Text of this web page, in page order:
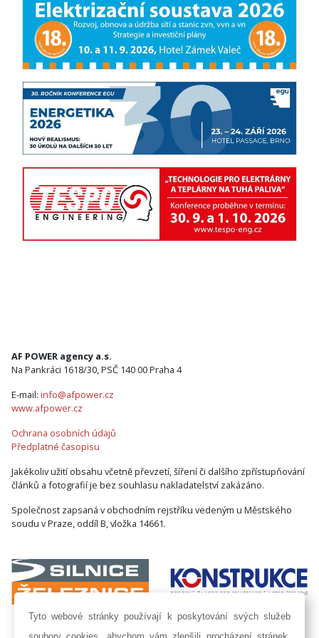
AF POWER agency a.s.
Na Pankráci 1618/30, PSČ 140 00 Praha 4
E-mail: info@afpower.cz
www.afpower.cz
Ochrana osobních údajů
Předplatné časopisu
Jakékoliv užití obsahu včetně převzetí, šíření či dalšího zpřístupňování
článků a fotografií je bez souhlasu nakladatelství zakázáno.
Společnost zapsaná v obchodním rejstříku vedeným u Městského
soudu v Praze, oddíl B, vložka 14661.
Tyto webové stránky používají k poskytování svých služeb